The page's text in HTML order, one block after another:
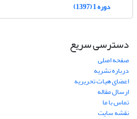
دوره 1 (1397)
دسترسی سریع
صفحه اصلی
درباره نشریه
اعضای هیات تحریریه
ارسال مقاله
تماس با ما
نقشه سایت